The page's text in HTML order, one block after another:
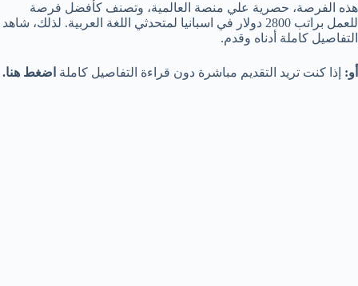
هذه الفرصة، حصرية علي منصة العالمية، وتصنف كأفضل فرصة
للعمل براتب 2800 دولار في اسبانيا لمتحدثي اللغة العربية. لذلك، شاهد
التفاصيل كاملة أدناه وقدم.
أو: إذا كنت تريد التقديم مباشرة دون قراءة التفاصيل كاملة اضغط هنا.